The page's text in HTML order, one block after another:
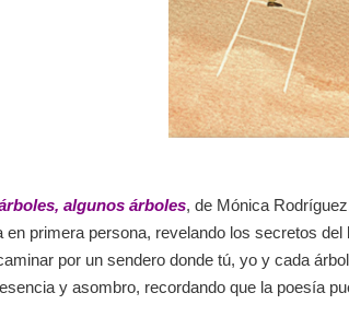
algunos árboles, de Mónica
en primera persona, revelando los secretos
por un sendero donde tú, yo y cada
y asombro, recordando que la poesía